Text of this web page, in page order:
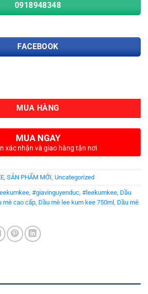
0918948348
FACEBOOK
MUA HÀNG
MUA NGAY
xác nhận và giao hàng tận nơi
SẢN PHẨM MỚI Uncategorized
#giavinguyenduc #leekumkee Dầu
mè cao cấp Dầu mè lee kum kee 750ml Dầu mè